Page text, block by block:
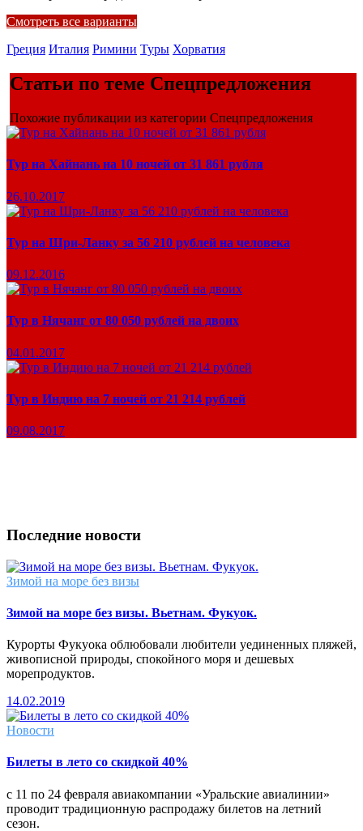
Смотреть все варианты
Греция Италия Римини Туры Хорватия
Статьи по теме Спецпредложения
Похожие публикации из категории Спецпредложения
Тур на Хайнань на 10 ночей от 31 861 рубля
26.10.2017
Тур на Шри-Ланку за 56 210 рублей на человека
09.12.2016
Тур в Нячанг от 80 050 рублей на двоих
04.01.2017
Тур в Индию на 7 ночей от 21 214 рублей
09.08.2017
Последние новости
Зимой на море без визы
Зимой на море без визы. Вьетнам. Фукуок.
Курорты Фукуока облюбовали любители уединенных пляжей,
живописной природы, спокойного моря и дешевых
морепродуктов.
14.02.2019
Новости
Билеты в лето со скидкой 40%
с 11 по 24 февраля авиакомпании «Уральские авиалинии»
проводит традиционную распродажу билетов на летний
сезон.